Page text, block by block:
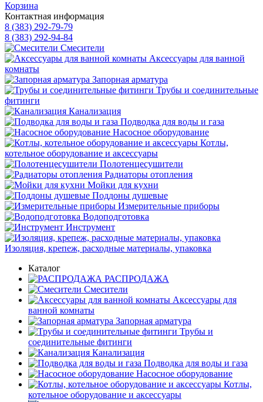
Корзина
Контактная информация
8 (383) 292-79-79
8 (383) 292-94-84
Смесители
Аксессуары для ванной
комнаты
Запорная арматура
Трубы и соединительные
фитинги
Канализация
Подводка для воды и газа
Насосное оборудование
Котлы,
котельное оборудование и аксессуары
Полотенцесушители
Радиаторы отопления
Мойки для кухни
Поддоны душевые
Измерительные приборы
Водоподготовка
Инструмент
Изоляция, крепеж, расходные материалы, упаковка
Каталог
РАСПРОДАЖА
Смесители
Аксессуары для
ванной комнаты
Запорная арматура
Трубы и
соединительные фитинги
Канализация
Подводка для воды и газа
Насосное оборудование
Котлы,
котельное оборудование и аксессуары